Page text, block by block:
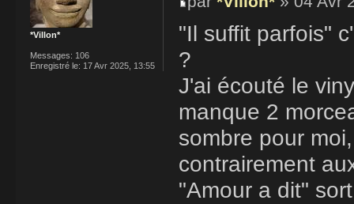
"Il suffit parfois"
?
J'ai écouté le
manque 2
sombre pour
contrairement
"Amour a dit"
*Villon*
Messages: 106
Enregistré le: 17 Avr 2025, 13:55